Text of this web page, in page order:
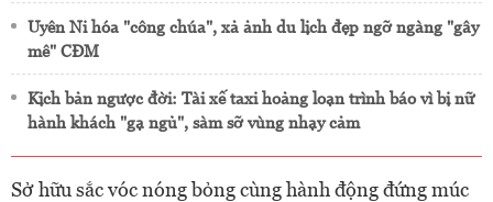
Uyên Ni hóa "công chúa", xả ảnh du lịch đẹp ngỡ ngàng "gây
mê" CĐM
Kịch bản ngược đời: Tài xế taxi hoảng loạn trình báo vì bị nữ
hành khách "gạ ngủ", sàm sỡ vùng nhạy cảm
Sở hữu sắc vóc nóng bỏng cùng hành động đứng múc